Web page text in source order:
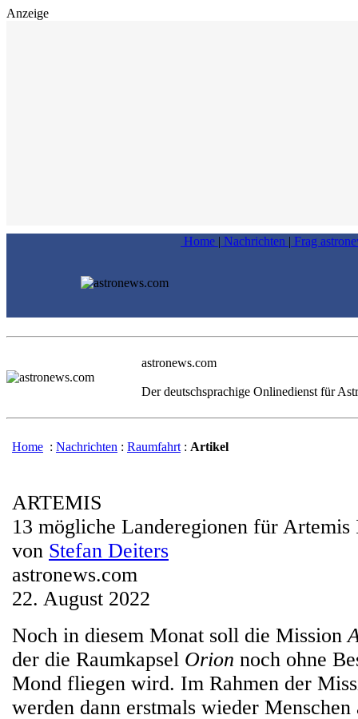
Anzeige
Home | Nachrichten | Frag
astronews.com
Der deutschsprachige Onlinedienst für
Home : Nachrichten : Raumfahrt : Artikel
ARTEMIS
13 mögliche Landeregionen für
von Stefan Deiters
astronews.com
22. August 2022
Noch in diesem Monat soll die Mission
der die Raumkapsel Orion noch ohne
Mond fliegen wird. Im Rahmen der
werden dann erstmals wieder Menschen